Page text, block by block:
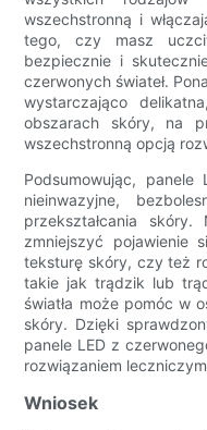
wszechstronną i
tego, czy masz
bezpiecznie i
czerwonych świateł.
wystarczająco
obszarach skóry, na
wszechstronną opcją
Podsumowując, panele
nieinwazyjne,
przekształcania
zmniejszyć pojawienie
teksturę skóry, czy też
takie jak trądzik lub
światła może pomóc w
skóry. Dzięki
panele LED z
rozwiązaniem
Wniosek